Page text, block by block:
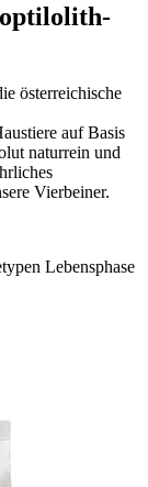
österreichische
auf Basis
naturrein und
Vierbeiner.
Lebensphase